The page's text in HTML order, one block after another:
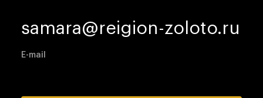
samara@reigion-zoloto.ru
E-mail